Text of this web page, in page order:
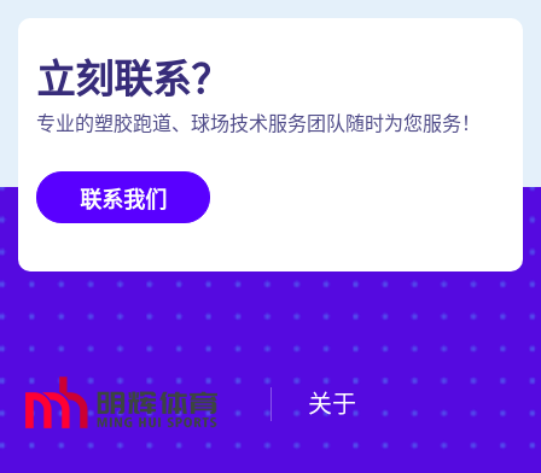
立刻联系？
专业的塑胶跑道、球场技术服务团队随时为您服务！
联系我们
关于